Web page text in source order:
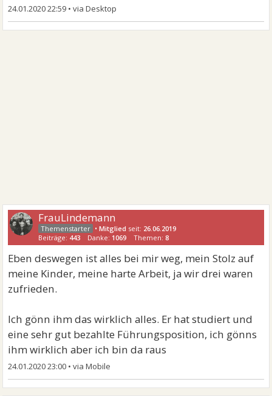
24.01.2020 22:59 •
FrauLindemann
•Mitglied seit: 26.06.2019
Beiträge: 443 Danke: 1069 Themen:8
Eben deswegen ist alles bei mir weg, mein Stolz auf
meine Kinder, meine harte Arbeit, ja wir drei waren
zufrieden.
Ich gönn ihm das wirklich alles. Er hat studiert und
eine sehr gut bezahlte Führungsposition, ich gönns
ihm wirklich aber ich bin da raus
24.01.2020 23:00 •